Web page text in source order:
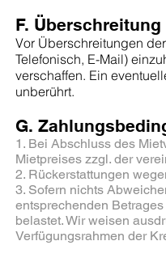
F.
Vor Überschreitungen
Telefonisch, E-Mail)
verschaffen. Ein
unberührt.
G.
1. Bei Abschluss des
Mietpreises zzgl. der
2. Rückerstattungen
3. Sofern nichts
entsprechenden
belastet. Wir weisen
Verfügungsrahmen der